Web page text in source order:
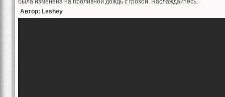
была изменена на проливной дождь с грозой. Наслаждайтесь.
Автор: Leshey